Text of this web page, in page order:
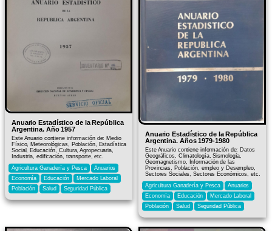
Anuario Estadístico de la República
Argentina. Año 1957
Este Anuario contiene información de: Medio
Físico, Meteorológicas, Población, Estadística
Social, Educación, Cultura, Agropecuaria,
Industria, edificación, transporte, etc.
Agricultura Ganadería y Pesca
Anuarios
Economía
Educación
Mercado Laboral
Población
Salud Seguridad Pública
Anuario Estadístico de la República
Argentina. Años 1979-1980
Este Anuario contiene información de: Datos
Geográficos, Climatología, Sismología,
Geomagnetismo, Información de las
Provincias, Población, empleo y Desempleo,
Sectores Sociales, Sectores Económicos, etc.
Agricultura Ganadería y Pesca
Anuarios
Economía
Educación
Mercado Laboral
Población
Salud Seguridad Pública